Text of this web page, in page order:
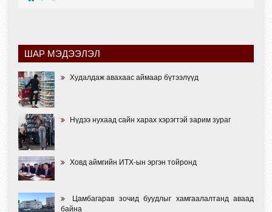
ШАР МЭДЭЭЛЭЛ
Худалдаж авахаас аймаар бүтээлүүд
Нүдээ нухаад сайн харах хэрэгтэй зарим зураг
Ховд аймгийн ИТХ-ын эргэн тойронд
Цамбагарав зочид буудлыг хамгаалалтанд аваад
байна